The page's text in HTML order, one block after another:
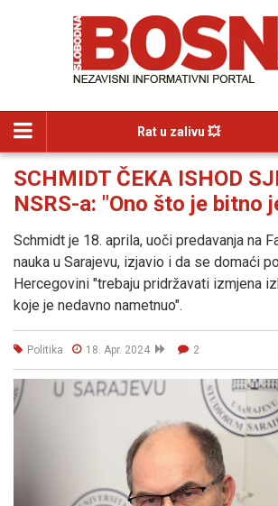
Rat u zalivu 💥
SCHMIDT ČEKA ISHOD
NSRS-a: "Ono što je bitno
Schmidt je 18. aprila, uoči predavanja na
nauka u Sarajevu, izjavio i da se domaći
Hercegovini "trebaju pridržavati izmjena
koje je nedavno nametnuo".
Politika 18. Apr. 2024 2